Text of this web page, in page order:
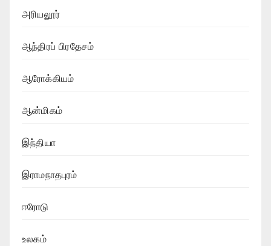
அரியலூர்
ஆந்திரப் பிரதேசம்
ஆரோக்கியம்
ஆன்மிகம்
இந்தியா
இராமநாதபுரம்
ஈரோடு
உலகம்